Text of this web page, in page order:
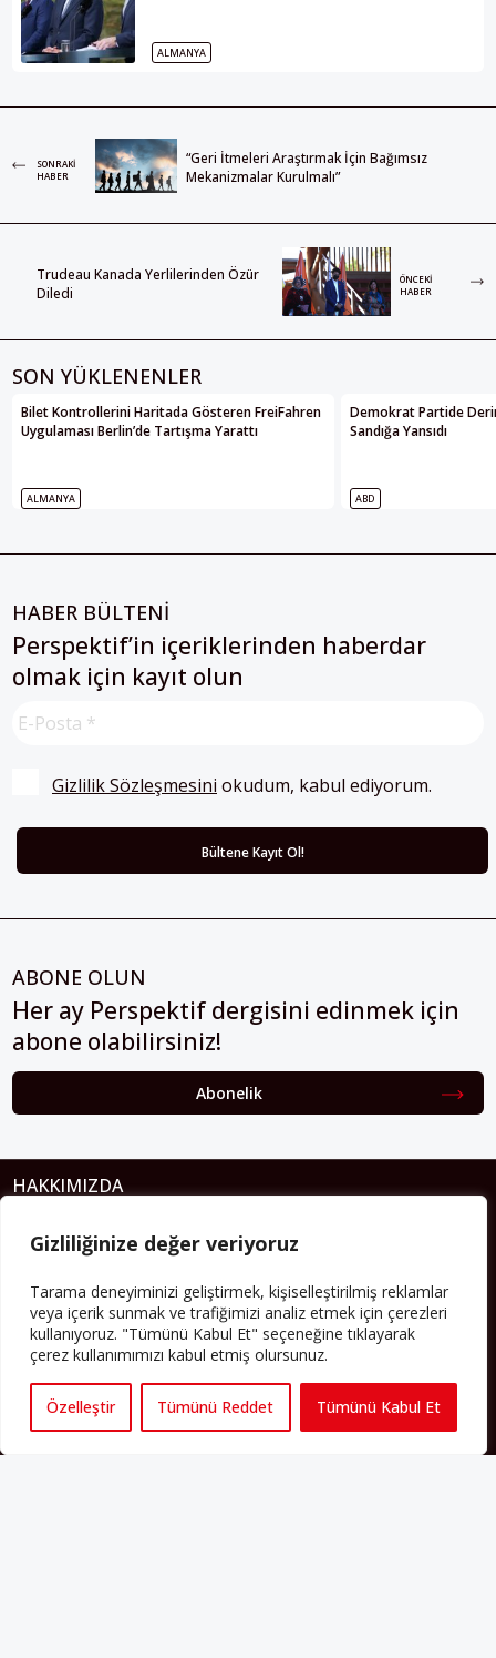
Gizliliğinize değer veriyoruz
Tarama deneyiminizi geliştirmek, kişiselleştirilmiş reklamlar
veya içerik sunmak ve trafiğimizi analiz etmek için çerezleri
kullanıyoruz. "Tümünü Kabul Et" seçeneğine tıklayarak
çerez kullanımımızı kabul etmiş olursunuz.
Özelleştir Tümünü Reddet Tümünü Kabul Et
ALMANYA
SONRAKI
HABER
“Geri İtmeleri Araştırmak İçin Bağımsız
Mekanizmalar Kurulmalı”
Trudeau Kanada Yerlilerinden Özür
Diledi
ÖNCEKI
HABER
SON YÜKLENENLER
Bilet Kontrollerini Haritada Gösteren FreiFahren
Uygulaması Berlin’de Tartışma Yarattı
ALMANYA
Demokrat Partide
Sandığa Yansıdı
ABD
HABER BÜLTENİ
Perspektif’in içeriklerinden haberdar
olmak için kayıt olun
Gizlilik Sözleşmesini okudum, kabul ediyorum.
ABONE OLUN
Her ay Perspektif dergisini edinmek için
abone olabilirsiniz!
Abonelik
HAKKIMIZDA
Avrupa’ya işçi göçü yarım asrı ardında bırakırken Müslümanlar da
bulundukları ülkelerde kalıcı hâle geldiler. Bu durum “vatan”,
sorgulanmasına neden oldu. Avrupa’da yerleşik bir Müslüman
cemaatin oluşması, hem yerleşik kültür ve siyasi düzen için, hem
de Müslümanlar için yeni sorulara da kapı araladı.
PERSPEKTIF’I SOSYAL MEDYADA TAKIP EDEBILIRSINIZ